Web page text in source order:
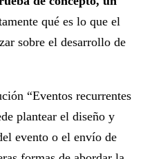
qué es lo que el
sobre el desarrollo de
“Eventos recurrentes
plantear el diseño y
evento o el envío de